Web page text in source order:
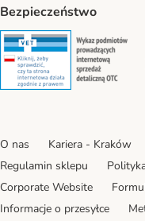
Bezpieczeństwo
Security
O nas Kariera - Kraków
Regulamin sklepu
Corporate Website
Informacje o przesyłce